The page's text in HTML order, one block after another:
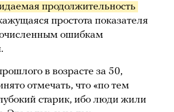
продолжительность
простота показателя
ошибкам
в возрасте за 50,
отмечать, что «по тем
старик, ибо люди жили